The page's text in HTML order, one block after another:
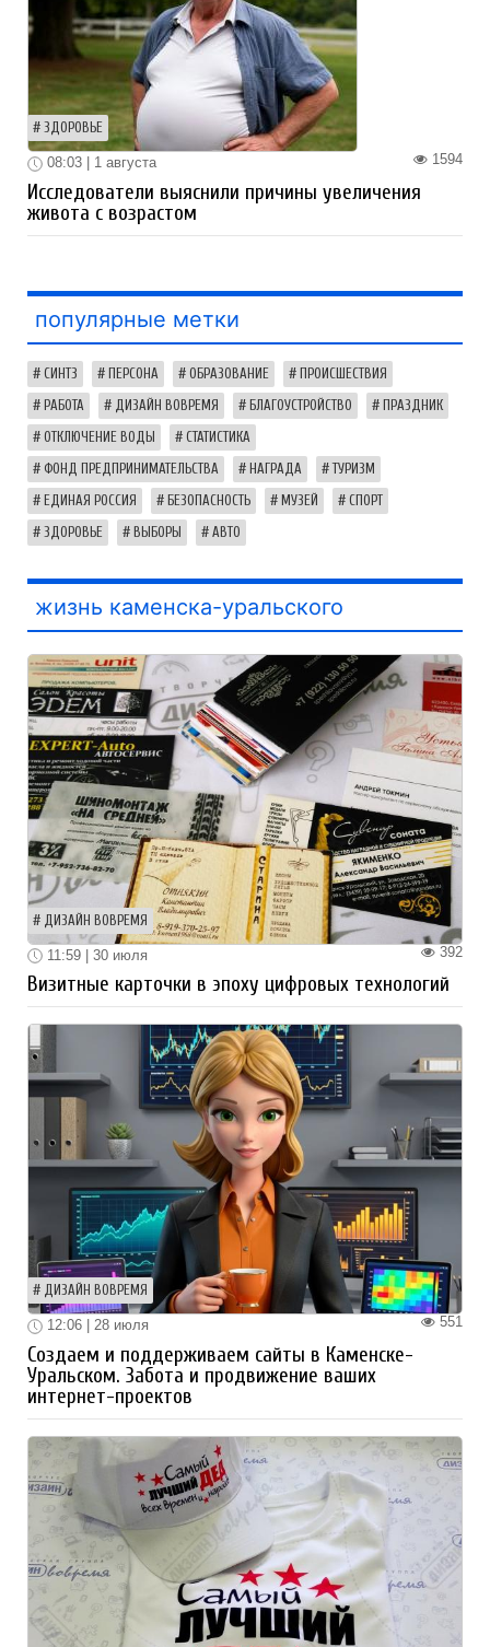
ЗДОРОВЬЕ
1594
08:03 | 1 августа
Исследователи выяснили причины увеличения
живота с возрастом
популярные метки
СИНТЗ ПЕРСОНА ОБРАЗОВАНИЕ ПРОИСШЕСТВИЯ
РАБОТА ДИЗАЙН ВОВРЕМЯ БЛАГОУСТРОЙСТВО ПРАЗДНИК
ОТКЛЮЧЕНИЕ ВОДЫ СТАТИСТИКА
ФОНД ПРЕДПРИНИМАТЕЛЬСТВА НАГРАДА ТУРИЗМ
ЕДИНАЯ РОССИЯ БЕЗОПАСНОСТЬ МУЗЕЙ СПОРТ
ЗДОРОВЬЕ ВЫБОРЫ АВТО
жизнь каменска-уральского
ДИЗАЙН ВОВРЕМЯ
392
11:59 | 30 июля
Визитные карточки в эпоху цифровых технологий
ДИЗАЙН ВОВРЕМЯ
551
12:06 | 28 июля
Создаем и поддерживаем сайты в Каменске-
Уральском. Забота и продвижение ваших
интернет-проектов